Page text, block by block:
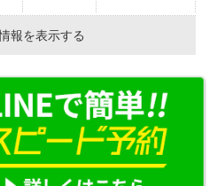
報を表示する